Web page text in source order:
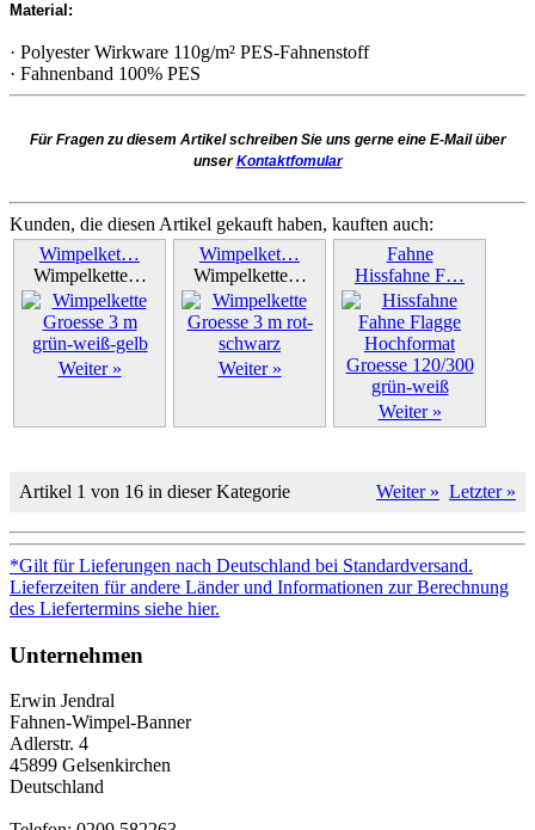
Material:
· Polyester Wirkware 110g/m² PES-Fahnenstoff
· Fahnenband 100% PES
Für Fragen zu diesem Artikel schreiben Sie uns gerne eine E-Mail über
unserKontaktfomular
Kunden, die diesen Artikel gekauft haben, kauften auch:
Wimpelket…
Wimpelkette…
Weiter »
Wimpelket…
Wimpelkette…
Weiter »
Fahne
Hissfahne F…
Weiter »
Artikel 1 von 16 in dieser Kategorie Weiter » Letzter »
*Gilt für Lieferungen nach Deutschland bei Standardversand.
Lieferzeiten für andere Länder und Informationen zur Berechnung
des Liefertermins siehe hier.
Unternehmen
Erwin Jendral
Fahnen-Wimpel-Banner
Adlerstr. 4
45899 Gelsenkirchen
Deutschland